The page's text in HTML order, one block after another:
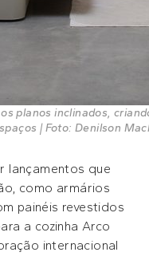
planos inclinados,
| Foto: Denilson
lançamentos que
como armários
painéis revestidos
a cozinha Arco
internacional